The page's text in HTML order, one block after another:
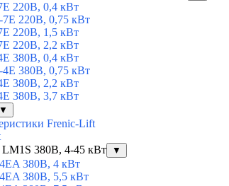
220В, 0,4 кВт
220В, 0,75 кВт
220В, 1,5 кВт
220В, 2,2 кВт
380В, 0,4 кВт
380В, 0,75 кВт
380В, 2,2 кВт
380В, 3,7 кВт
▼
Frenic-Lift
380В, 4-45 кВт
▼
380В, 4 кВт
380В, 5,5 кВт